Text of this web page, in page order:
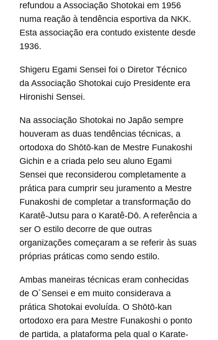
refundou a Associação Shotokai em 1956
numa reação à tendência esportiva da NKK.
Esta associação era contudo existente desde
1936.
Shigeru Egami Sensei foi o Diretor Técnico
da Associação Shotokai cujo Presidente era
Hironishi Sensei.
Na associação Shotokai no Japão sempre
houveram as duas tendências técnicas, a
ortodoxa do Shōtō-kan de Mestre Funakoshi
Gichin e a criada pelo seu aluno Egami
Sensei que reconsiderou completamente a
prática para cumprir seu juramento a Mestre
Funakoshi de completar a transformação do
Karatê-Jutsu para o Karatê-Dō. A referência a
ser O estilo decorre de que outras
organizações começaram a se referir às suas
próprias práticas como sendo estilo.
Ambas maneiras técnicas eram conhecidas
de O´Sensei e em muito considerava a
prática Shotokai evoluída. O Shōtō-kan
ortodoxo era para Mestre Funakoshi o ponto
de partida, a plataforma pela qual o Karate-